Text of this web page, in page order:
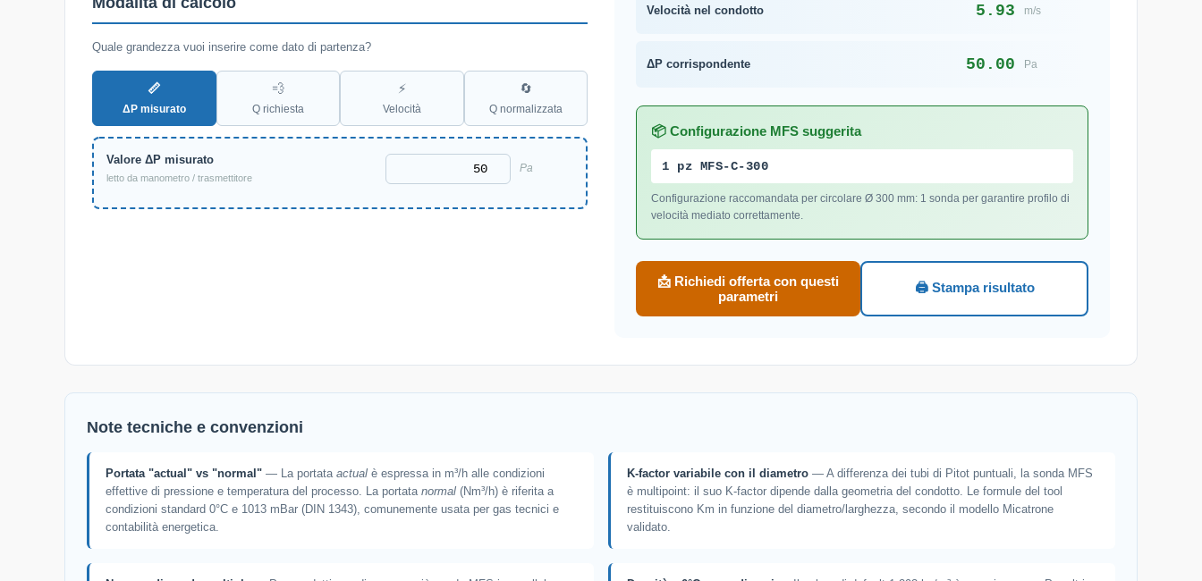
Quale grandezza vuoi inserire come dato di partenza?
📏
ΔP misurato
💨
Q richiesta
⚡
Velocità
🔄
Q normalizzata
Valore ΔP misurato
letto da manometro / trasmettitore
Pa
Velocità nel condotto 5.93 m/s
ΔP corrispondente 50.00 Pa
📦 Configurazione MFS suggerita
1 pz MFS-C-300
Configurazione raccomandata per circolare Ø 300 mm: 1 sonda per garantire profilo di
velocità mediato correttamente.
📩 Richiedi offerta con questi
parametri
🖨️ Stampa risultato
Note tecniche e convenzioni
Portata "actual" vs "normal" — La portata actual è espressa in m³/h alle condizioni
effettive di pressione e temperatura del processo. La portata normal (Nm³/h) è riferita a
condizioni standard 0°C e 1013 mBar (DIN 1343), comunemente usata per gas tecnici e
contabilità energetica.
K-factor variabile con il diametro — A differenza dei tubi di Pitot puntuali, la sonda MFS
è multipoint: il suo K-factor dipende dalla geometria del condotto. Le formule del tool
restituiscono Km in funzione del diametro/larghezza, secondo il modello Micatrone
validato.